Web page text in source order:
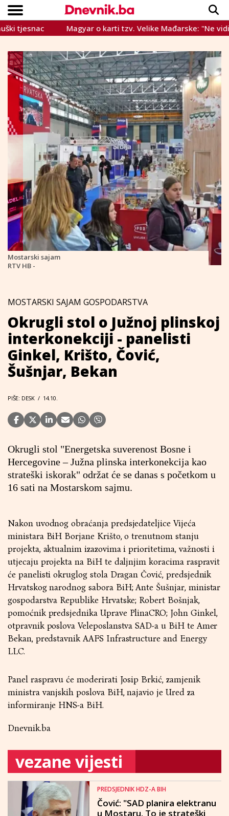
VIJESTI
SPORT
INTERVIEW
TEME
CRNA KRONIKA
LIFESTYLE
Copyright © Dnevnik.ba 2023.
Magyar o karti tzv. Velike Mađarske: "Ne vidim
Mostarski sajam
RTV HB -
MOSTARSKI SAJAM GOSPODARSTVA
Okrugli stol o Južnoj plinskoj
interkonekciji - panelisti
Ginkel, Krišto, Čović,
Šušnjar, Bekan
PIŠE: DESK / 14.10.
Okrugli stol "Energetska suverenost Bosne i
Hercegovine – Južna plinska interkonekcija kao
strateški iskorak" održat će se danas s početkom u
16 sati na Mostarskom sajmu.
Nakon uvodnog obraćanja predsjedateljice Vijeća
ministara BiH Borjane Krišto, o trenutnom stanju
projekta, aktualnim izazovima i prioritetima, važnosti i
utjecaju projekta na BiH te daljnjim koracima raspravit
će panelisti okruglog stola Dragan Čović, predsjednik
Hrvatskog narodnog sabora BiH; Ante Šušnjar, ministar
gospodarstva Republike Hrvatske; Robert Bošnjak,
pomoćnik predsjednika Uprave PlinaCRO; John Ginkel,
otpravnik poslova Veleposlanstva SAD-a u BiH te Amer
Bekan, predstavnik AAFS Infrastructure and Energy
LLC.
Panel raspravu će moderirati Josip Brkić, zamjenik
ministra vanjskih poslova BiH, najavio je Ured za
informiranje HNS-a BiH.
Dnevnik.ba
vezane vijesti
PREDSJEDNIK HDZ-A BIH
Čović: "SAD planira elektranu
u Mostaru. To je strateški